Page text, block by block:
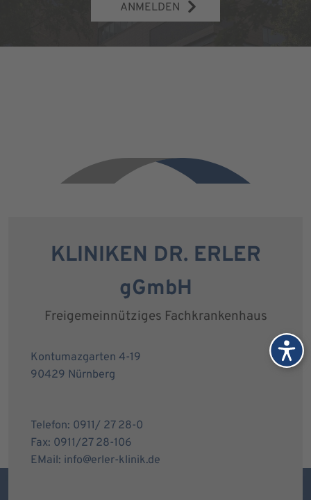
ANMELDEN
KLINIKEN DR. ERLER
gGmbH
Freigemeinnütziges Fachkrankenhaus
Kontumazgarten 4-19
90429 Nürnberg
Telefon: 0911/ 27 28-0
Fax: 0911/27 28-106
EMail: info@erler-klinik.de